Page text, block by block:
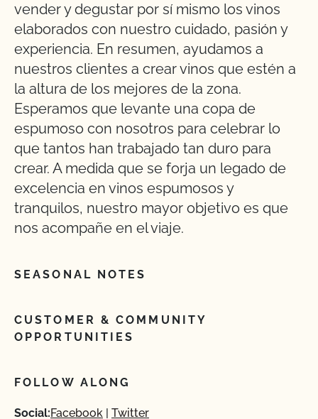
vender y degustar por sí mismo los vinos
elaborados con nuestro cuidado, pasión y
experiencia. En resumen, ayudamos a
nuestros clientes a crear vinos que estén a
la altura de los mejores de la zona.
Esperamos que levante una copa de
espumoso con nosotros para celebrar lo
que tantos han trabajado tan duro para
crear. A medida que se forja un legado de
excelencia en vinos espumosos y
tranquilos, nuestro mayor objetivo es que
nos acompañe en el viaje.
SEASONAL NOTES
CUSTOMER & COMMUNITY
OPPORTUNITIES
FOLLOW ALONG
Social:Facebook Twitter